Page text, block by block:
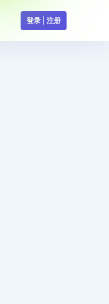
登录 | 注册